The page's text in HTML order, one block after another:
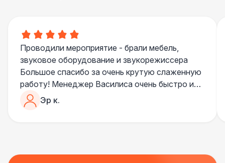
Проводили мероприятие - брали мебель,
звуковое оборудование и звукорежиссера
Большое спасибо за очень крутую слаженную
работу! Менеджер Василиса очень быстро и
качественно обрабатывала все запросы,
пошла навстречу во многих моментах
Все приехало вовремя, в хорошем состоянии.
Эр к.